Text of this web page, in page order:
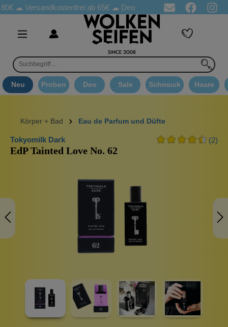
Versandkostenfrei ab 65€ ☁ Deo Proben in jeder Bestellung ☁
Neu Proben Deo Sale Schmuck Haare
Körper + Bad Eau de Parfum und Düfte
Tokyomilk Dark (2)
EdP Tainted Love No. 62